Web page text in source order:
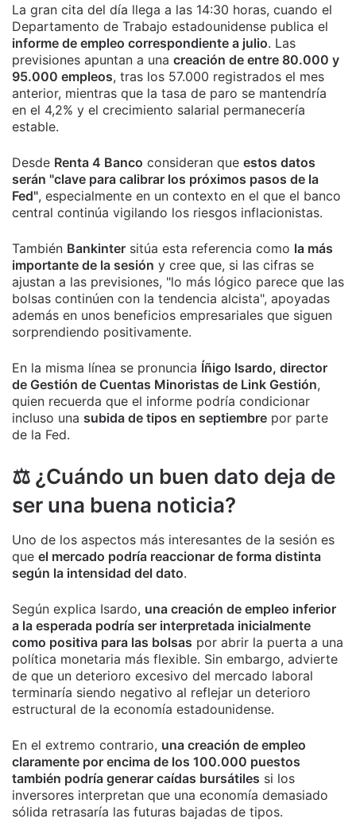
La gran cita del día llega a las 14:30 horas, cuando el
Departamento de Trabajo estadounidense publica el
informe de empleo correspondiente a julio. Las
previsiones apuntan a una creación de entre 80.000 y
95.000 empleos, tras los 57.000 registrados el mes
anterior, mientras que la tasa de paro se mantendría
en el 4,2% y el crecimiento salarial permanecería
estable.
Desde Renta 4 Banco consideran que estos datos
serán "clave para calibrar los próximos pasos de la
Fed", especialmente en un contexto en el que el banco
central continúa vigilando los riesgos inflacionistas.
También Bankinter sitúa esta referencia como la más
importante de la sesión y cree que, si las cifras se
ajustan a las previsiones, "lo más lógico parece que las
bolsas continúen con la tendencia alcista", apoyadas
además en unos beneficios empresariales que siguen
sorprendiendo positivamente.
En la misma línea se pronuncia Íñigo Isardo, director
de Gestión de Cuentas Minoristas de Link Gestión,
quien recuerda que el informe podría condicionar
incluso una subida de tipos en septiembre por parte
de la Fed.
⚖️ ¿Cuándo un buen dato deja de
ser una buena noticia?
Uno de los aspectos más interesantes de la sesión es
que el mercado podría reaccionar de forma distinta
según la intensidad del dato.
Según explica Isardo, una creación de empleo inferior
a la esperada podría ser interpretada inicialmente
como positiva para las bolsas por abrir la puerta a una
política monetaria más flexible. Sin embargo, advierte
de que un deterioro excesivo del mercado laboral
terminaría siendo negativo al reflejar un deterioro
estructural de la economía estadounidense.
En el extremo contrario, una creación de empleo
claramente por encima de los 100.000 puestos
también podría generar caídas bursátiles si los
inversores interpretan que una economía demasiado
sólida retrasaría las futuras bajadas de tipos.